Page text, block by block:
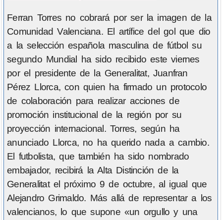
Ferran Torres no cobrará por ser la imagen de la
Comunidad Valenciana. El artífice del gol que dio
a la selección española masculina de fútbol su
segundo Mundial ha sido recibido este viernes
por el presidente de la Generalitat, Juanfran
Pérez Llorca, con quien ha firmado un protocolo
de colaboración para realizar acciones de
promoción institucional de la región por su
proyección internacional. Torres, según ha
anunciado Llorca, no ha querido nada a cambio.
El futbolista, que también ha sido nombrado
embajador, recibirá la Alta Distinción de la
Generalitat el próximo 9 de octubre, al igual que
Alejandro Grimaldo. Más allá de representar a los
valencianos, lo que supone «un orgullo y una